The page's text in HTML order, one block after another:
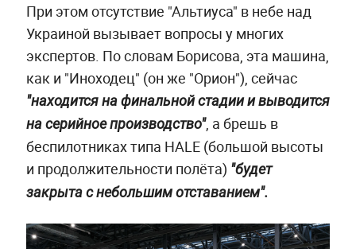
При этом отсутствие "Альтиуса" в небе над
Украиной вызывает вопросы у многих
экспертов. По словам Борисова, эта машина,
как и "Иноходец" (он же "Орион"), сейчас
"находится на финальной стадии и выводится
на серийное производство", а брешь в
беспилотниках типа HALE (большой высоты
и продолжительности полёта) "будет
закрыта с небольшим отставанием".